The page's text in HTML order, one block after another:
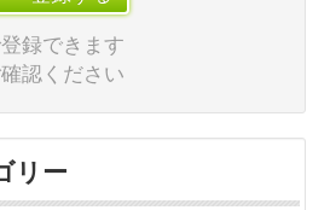
録できます
認ください
リー